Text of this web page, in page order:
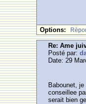
Options:
Re: Ame
Posté par:
Date: 29
Babounet,
conseillee
serait bien